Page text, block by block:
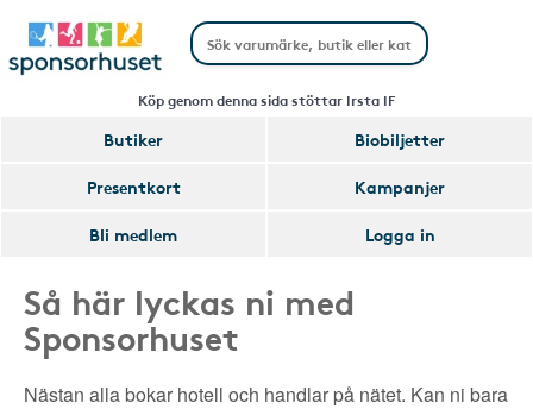
Köp genom denna sida stöttar Irsta IF
Butiker
Biobiljetter
Presentkort
Kampanjer
Bli medlem
Logga in
Så här lyckas ni med
Sponsorhuset
Nästan alla bokar hotell och handlar på nätet. Kan ni bara